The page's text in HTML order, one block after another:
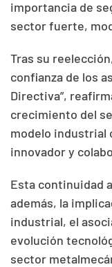
importancia de
sector fuerte,
Tras su
confianza de los
Directiva”,
crecimiento del
modelo industrial
innovador y
Esta continuidad
además, la
industrial, el
evolución
sector